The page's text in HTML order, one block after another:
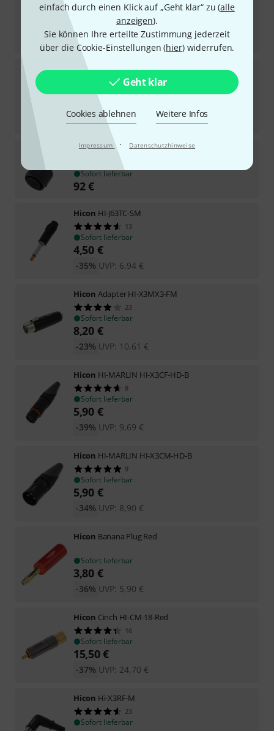
einfach durch einen Klick auf „Geht klar“ zu (alle
anzeigen).
Sie können Ihre erteilte Zustimmung jederzeit
über die Cookie-Einstellungen (hier) widerrufen.
Geht klar
Cookies ablehnen Weitere Infos
Impressum · Datenschutzhinweise
Sofort lieferbar
UVP:9,76 €
-33%
HiconHI-CMA-SM
3
Sofort lieferbar
15,90
UVP:20,85
-24%
HiconCA-COM 37 FV
Sofort lieferbar
92€
Hicon HI-J63TC-SM
13
Sofort lieferbar
4,50 €
UVP: 6,94 €
-35%
Hicon Adapter HI-X3MX3-FM
23
Sofort lieferbar
8,20 €
UVP: 10,61 €
-23%
Hicon HI-MARLIN HI-X3CF-HD-B
8
Sofort lieferbar
5,90 €
UVP: 9,69 €
-39%
Hicon HI-MARLIN HI-X3CM-HD-B
9
Sofort lieferbar
5,90 €
UVP: 8,90 €
-34%
Hicon Banana Plug Red
Sofort lieferbar
3,80 €
UVP: 5,90 €
-36%
Hicon Cinch HI-CM-18-Red
16
Sofort lieferbar
15,50€
UVP: 24,70 €
-37%
Hicon Hi-X3RF-M
23
Sofort lieferbar